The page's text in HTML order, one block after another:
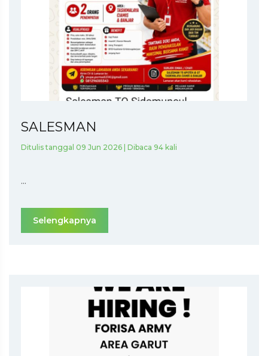
SALESMAN
Ditulis tanggal 09 Jun 2026 | Dibaca 94 kali
...
Selengkapnya